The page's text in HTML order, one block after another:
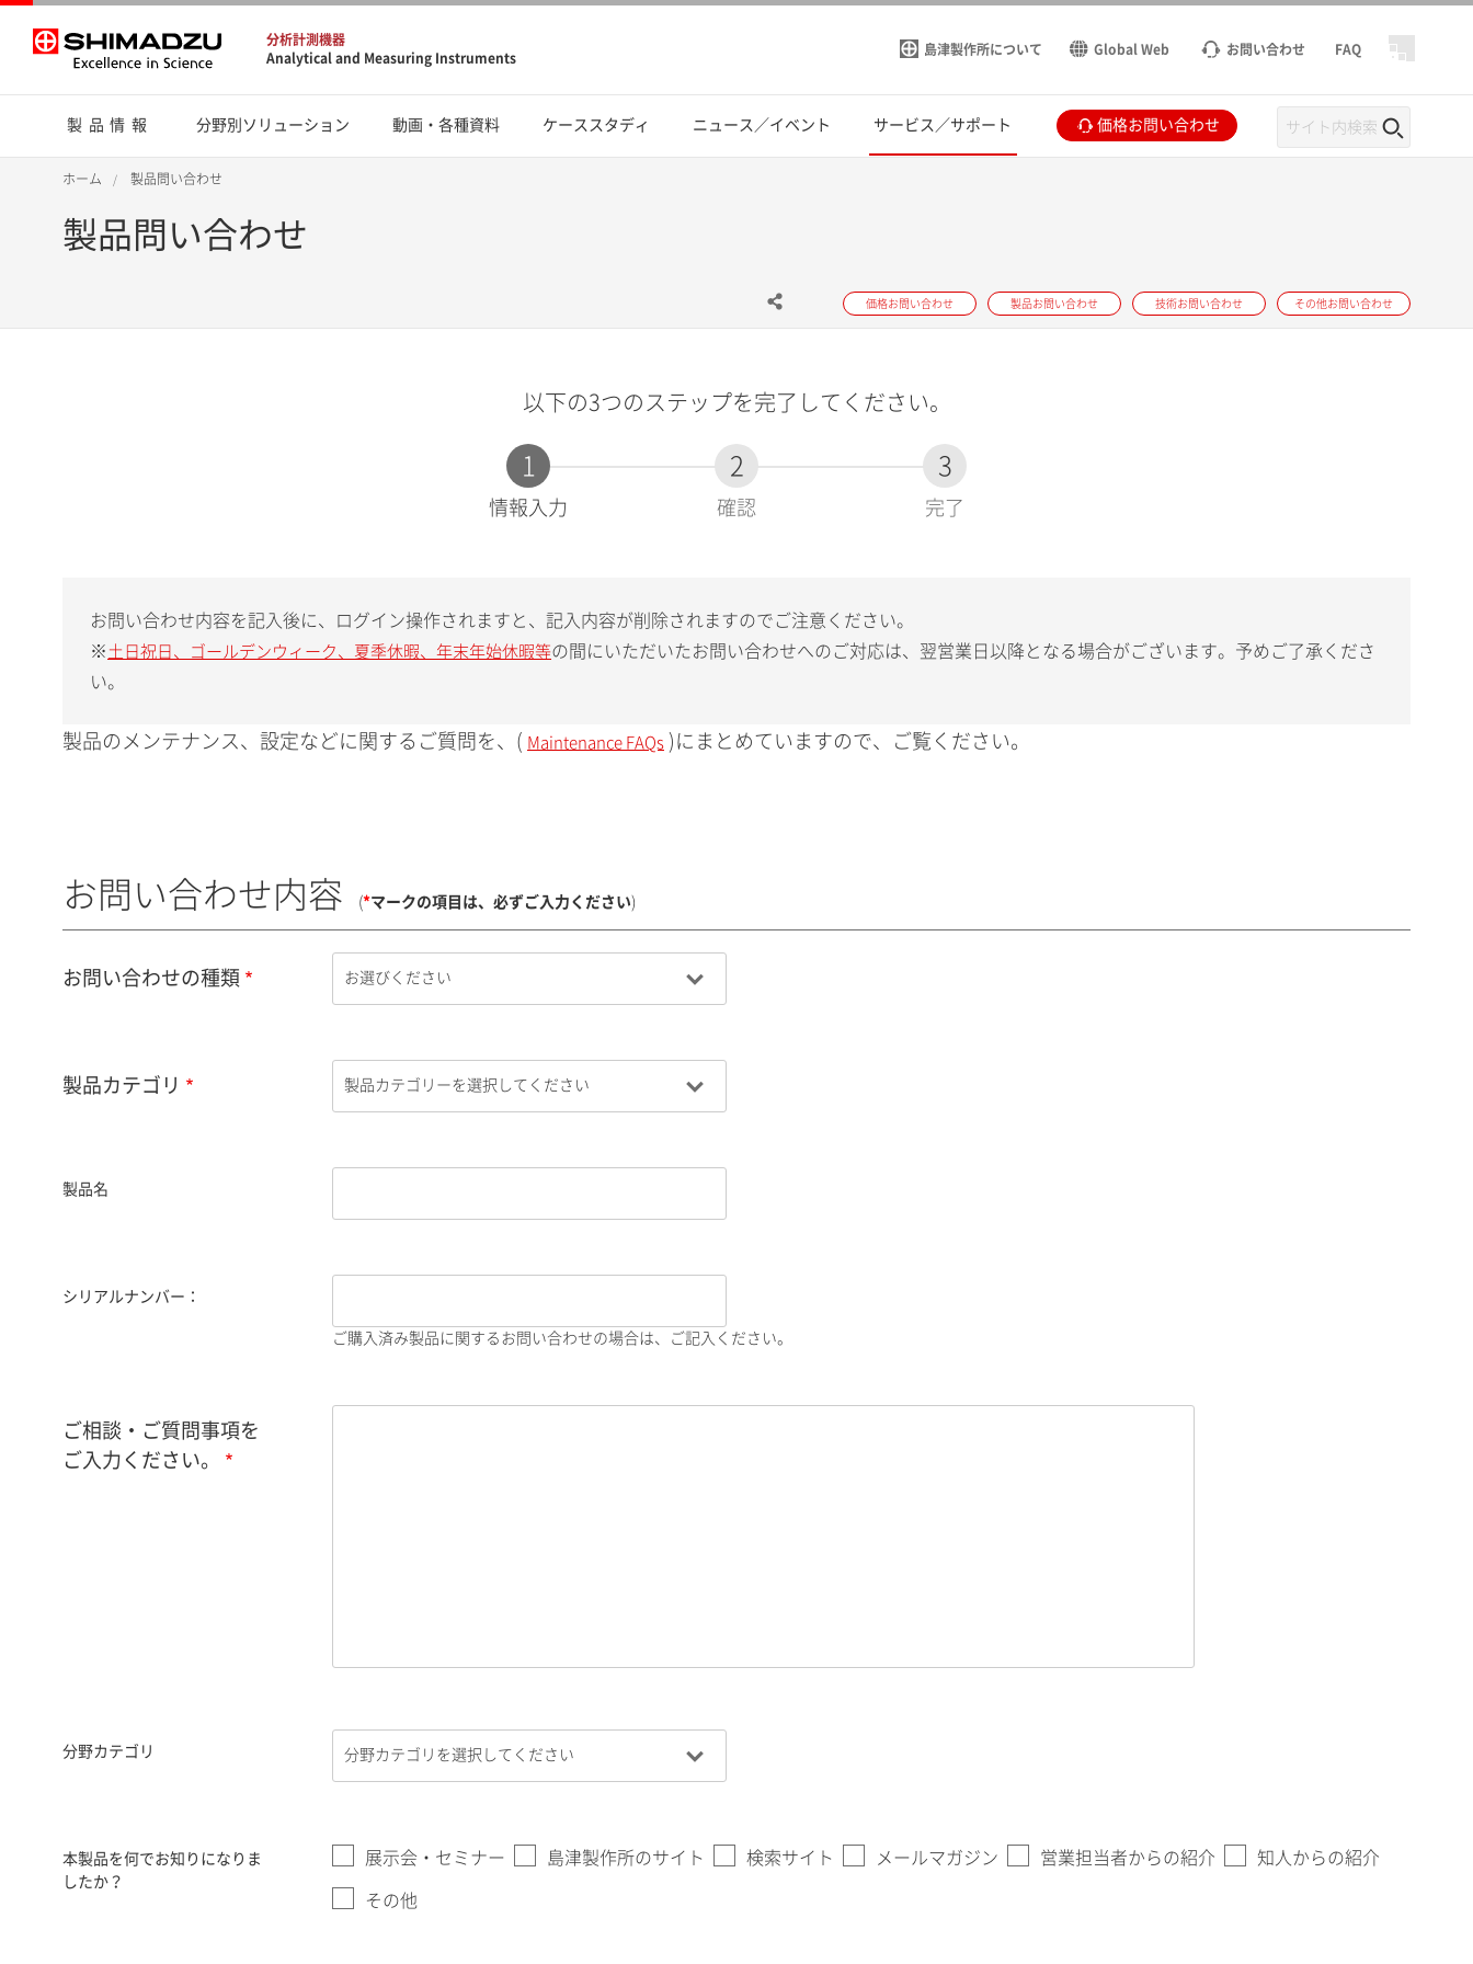
分析計測機器
Analytical and Measuring Instruments
島津製作所について Global Web お問い合わせ FAQ
製品情報 分野別ソリューション 動画・各種資料 ケーススタディ ニュース／イベント サービス／サポート 価格お問い合わせ
ホーム 製品問い合わせ
製品問い合わせ
価格お問い合わせ 製品お問い合わせ 技術お問い合わせ その他お問い合わせ
以下の3つのステップを完了してください。
1
現
情報入力
2
確認
3
完了
お問い合わせ内容を記入後に、ログイン操作されますと、記入内容が削除されますのでご注意ください。
※ 土日祝日、ゴールデンウィーク、夏季休暇、年末年始休暇等の間にいただいたお問い合わせへのご対応は、翌営業日以降となる場合がございます。予めご了承くださ
い。
製品のメンテナンス、設定などに関するご質問を、( Maintenance FAQs )にまとめていますので、ご覧ください。
お問い合わせ内容 (*マークの項目は、必ずご入力ください)
お問い合わせの種類
製品カテゴリ
製品名
シリアルナンバー：
ご購入済み製品に関するお問い合わせの場合は、ご記入ください。
ご相談・ご質問事項を
ご入力ください。
分野カテゴリ
本製品を何でお知りになりま
したか？
展示会・セミナー 島津製作所のサイト 検索サイト メールマガジン 営業担当者からの紹介 知人からの紹介
その他